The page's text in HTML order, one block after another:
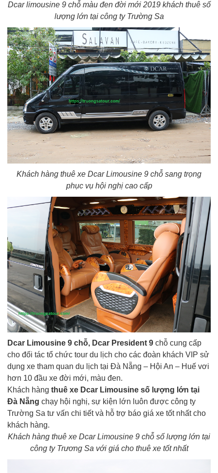
Dcar limousine 9 chỗ màu đen đời mới 2019 khách thuê số
lượng lớn tại công ty Trường Sa
Khách hàng thuê xe Dcar Limousine 9 chỗ sang trọng
phục vụ hội nghị cao cấp
Dcar Limousine 9 chỗ, Dcar President 9 chỗ cung cấp
cho đối tác tổ chức tour du lịch cho các đoàn khách VIP sử
dụng xe tham quan du lịch tại Đà Nẵng – Hội An – Huế vơi
hơn 10 đầu xe đời mới, màu đen.
Khách hàng thuê xe Dcar Limousine số lượng lớn tại
Đà Nẵng chạy hội nghị, sự kiện lớn luôn được công ty
Trường Sa tư vấn chi tiết và hỗ trợ báo giá xe tốt nhất cho
khách hàng.
Khách hàng thuê xe Dcar Limousine 9 chỗ số lượng lớn tại
công ty Trương Sa với giá cho thuê xe tốt nhất